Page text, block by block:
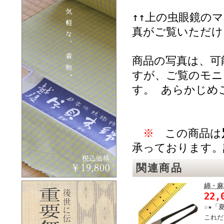
↑↑上の虫眼鏡の
真がご覧いただ
商品の写真は、
すが、ご覧のモ
す。 あらかじめ
※ この商品は
承っております
関連商品
綿・
☆★「
これ